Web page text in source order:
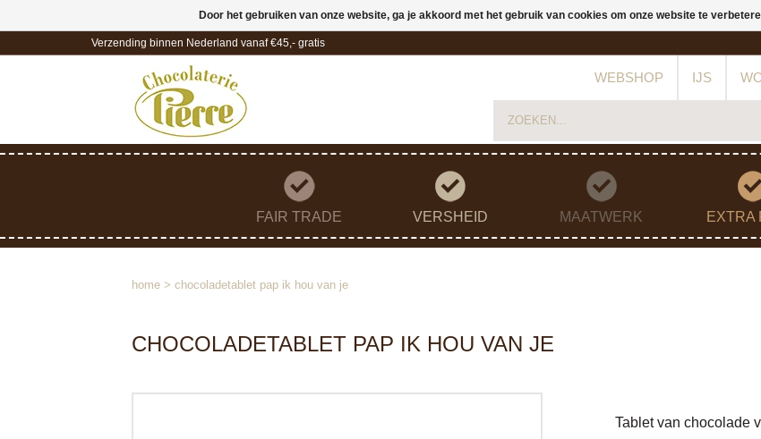
Verzending binnen Nederland vanaf €45,- gratis
WEBSHOP IJS
FAIR TRADE VERSHEID MAATWERK EXTRA
home > chocoladetablet pap ik hou van je
CHOCOLADETABLET PAP IK HOU VAN JE
Tablet van chocolade
Door het gebruiken van onze website, ga je akkoord met het gebruik van cookies om onze website te